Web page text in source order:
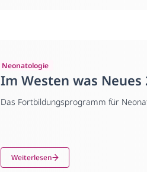
Neonatologie
Im Westen was Neues
Das Fortbildungsprogramm für
Möglichkeiten des
Weiterlesen